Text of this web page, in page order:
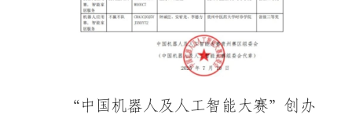
“中国机器人及人工智能大赛”创办